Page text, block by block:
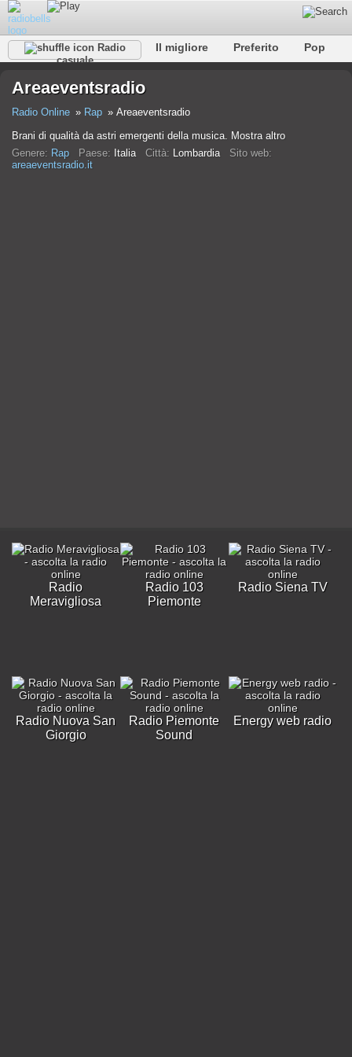
Radio
casuale
Il migliore Preferito
Pop
Rap
Falk Jazz
Areaeventsradio
Radio Online Rap
Areaeventsradio
Brani di qualità da astri emergenti della musica. Mostra altro
Genere: Rap Paese: Italia Città: Lombardia Sito web:
areaeventsradio.it
Radio
Meravigliosa
Radio 103
Piemonte
Radio Siena TV
Radio Nuova San
Giorgio
Radio Piemonte
Sound
Energy web radio